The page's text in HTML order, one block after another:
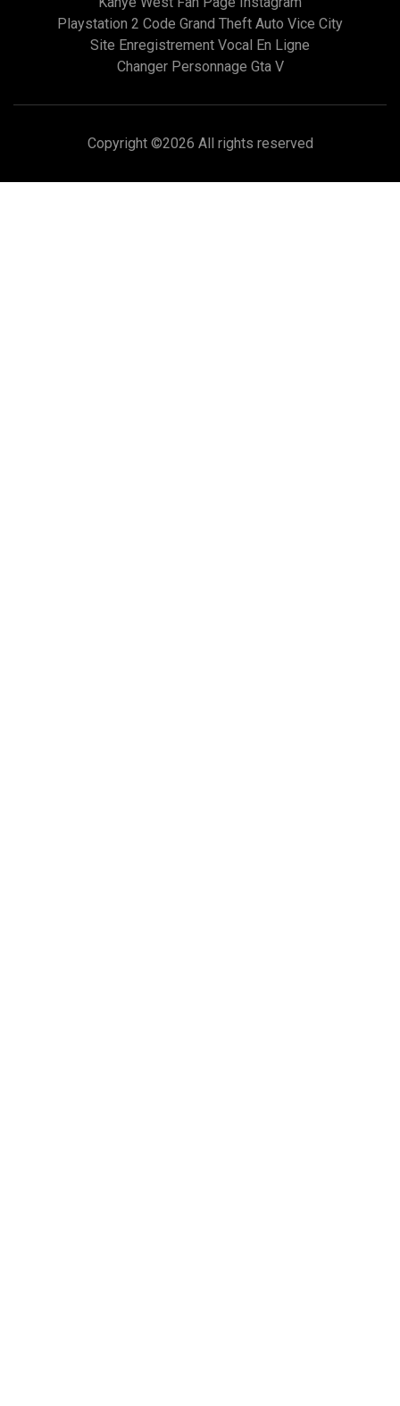
Playstation 2 Code Grand Theft Auto Vice City
Site Enregistrement Vocal En Ligne
Changer Personnage Gta V
Copyright ©2026 All rights reserved